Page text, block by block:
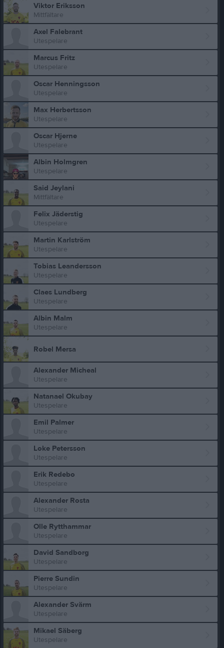
Viktor Eriksson
Mittfältare
Axel Falebrant
Utespelare
Marcus Fritz
Utespelare
Oscar Henningsson
Utespelare
Max Herbertsson
Utespelare
Oscar Hjerne
Utespelare
Albin Holmgren
Utespelare
Said Jeylani
Mittfältare
Felix Jäderstig
Utespelare
Martin Karlström
Utespelare
Tobias Leandersson
Utespelare
Claes Lundberg
Utespelare
Albin Malm
Utespelare
Robel Mersa
Alexander Micheal
Utespelare
Natanael Okubay
Utespelare
Emil Palmer
Utespelare
Loke Petersson
Utespelare
Erik Redebo
Utespelare
Alexander Rosta
Utespelare
Olle Rytthammar
Utespelare
David Sandborg
Utespelare
Pierre Sundin
Utespelare
Alexander Svärm
Utespelare
Mikael Säberg
Utespelare